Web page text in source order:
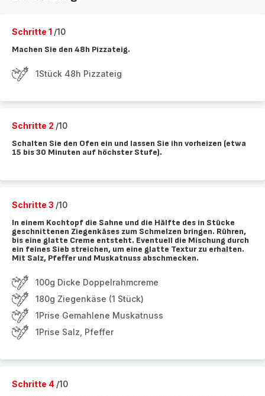
Schritte 1 /10
Machen Sie den 48h Pizzateig.
1Stück 48h Pizzateig
Schritte 2 /10
Schalten Sie den Ofen ein und lassen Sie ihn vorheizen (etwa
15 bis 30 Minuten auf höchster Stufe).
Schritte 3 /10
In einem Kochtopf die Sahne und die Hälfte des in Stücke
geschnittenen Ziegenkäses zum Schmelzen bringen. Rühren,
bis eine glatte Creme entsteht. Eventuell die Mischung durch
ein feines Sieb streichen, um eine glatte Textur zu erhalten.
Mit Salz, Pfeffer und Muskatnuss abschmecken.
100g Dicke Doppelrahmcreme
180g Ziegenkäse (1 Stück)
1Prise Gemahlene Muskatnuss
1Prise Salz, Pfeffer
Schritte 4 /10